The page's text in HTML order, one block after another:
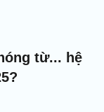
từ... hệ